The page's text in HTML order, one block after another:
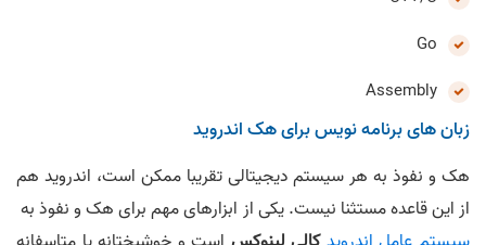
Go
Assembly
زبان های برنامه نویس برای هک اندروید
هک و نفوذ به هر سیستم دیجیتالی تقریبا ممکن است، اندروید هم
از این قاعده مستثنا نیست. یکی از ابزارهای مهم برای هک و نفوذ به